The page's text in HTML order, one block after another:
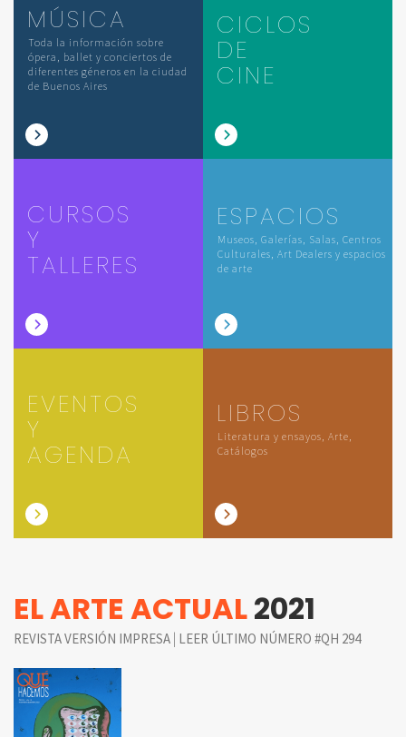
MÚSICA
Toda la información sobre
ópera, ballet y conciertos de
diferentes géneros en la ciudad
de Buenos Aires
CICLOS
DE
CINE
CURSOS
Y
TALLERES
ESPACIOS
Museos, Galerías, Salas, Centros
Culturales, Art Dealers y espacios
de arte
EVENTOS
Y
AGENDA
LIBROS
Literatura y ensayos, Arte,
Catálogos
EL ARTE ACTUAL2021
REVISTA VERSIÓN IMPRESA | LEER ÚLTIMO NÚMERO #QH 294